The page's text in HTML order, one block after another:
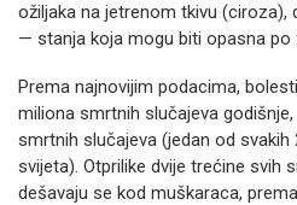
ožiljaka na jetrenom tkivu (ciroza),
— stanja koja mogu biti opasna po
Prema najnovijim podacima,
miliona smrtnih slučajeva
smrtnih slučajeva (jedan od
svijeta). Otprilike dvije trećine svih
dešavaju se kod muškaraca,